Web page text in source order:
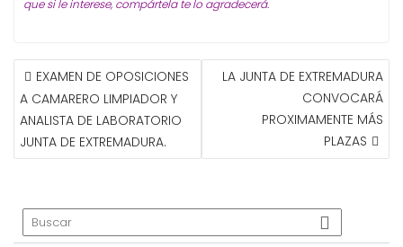
que si le interese, compártela te lo agradecerá.
NAVEGACIÓN
DE
ENTRADAS
EXAMEN DE OPOSICIONES
A CAMARERO LIMPIADOR Y
ANALISTA DE LABORATORIO
JUNTA DE EXTREMADURA.
LA JUNTA DE EXTREMADURA
CONVOCARÁ
PROXIMAMENTE MÁS
PLAZAS